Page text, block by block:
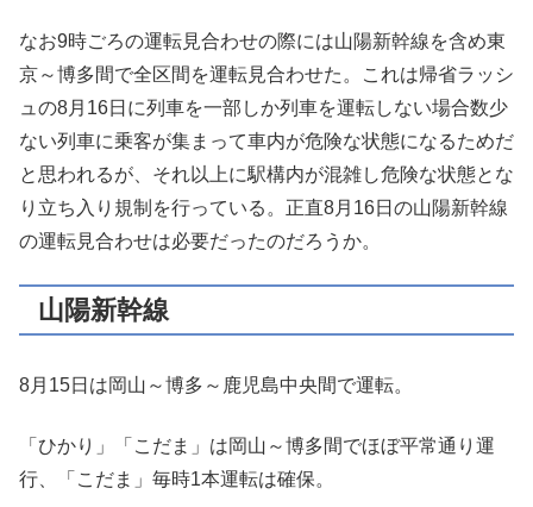
なお9時ごろの運転見合わせの際には山陽新幹線を含め東
京～博多間で全区間を運転見合わせた。これは帰省ラッシ
ュの8月16日に列車を一部しか列車を運転しない場合数少
ない列車に乗客が集まって車内が危険な状態になるためだ
と思われるが、それ以上に駅構内が混雑し危険な状態とな
り立ち入り規制を行っている。正直8月16日の山陽新幹線
の運転見合わせは必要だったのだろうか。
山陽新幹線
8月15日は岡山～博多～鹿児島中央間で運転。
「ひかり」「こだま」は岡山～博多間でほぼ平常通り運
行、「こだま」毎時1本運転は確保。